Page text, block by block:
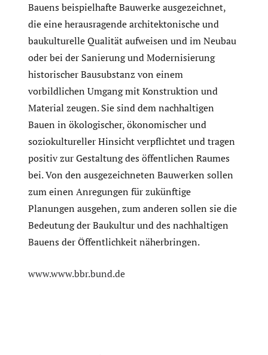
Bauens beispielhafte Bauwerke ausgezeichnet,
die eine herausragende architektonische und
baukulturelle Qualität aufweisen und im Neubau
oder bei der Sanierung und Modernisierung
historischer Bausubstanz von einem
vorbildlichen Umgang mit Konstruktion und
Material zeugen. Sie sind dem nachhaltigen
Bauen in ökologischer, ökonomischer und
soziokultureller Hinsicht verpflichtet und tragen
positiv zur Gestaltung des öffentlichen Raumes
bei. Von den ausgezeichneten Bauwerken sollen
zum einen Anregungen für zukünftige
Planungen ausgehen, zum anderen sollen sie die
Bedeutung der Baukultur und des nachhaltigen
Bauens der Öffentlichkeit näherbringen.
www.www.bbr.bund.de